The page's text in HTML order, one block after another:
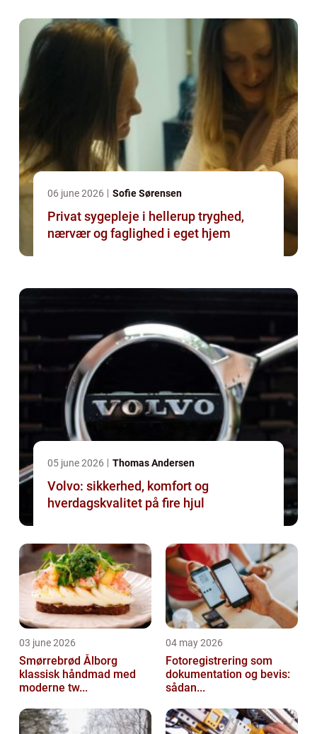
06 june 2026 Sofie Sørensen
Privat sygepleje i hellerup tryghed,
nærvær og faglighed i eget hjem
05 june 2026 Thomas Andersen
Volvo: sikkerhed, komfort og
hverdagskvalitet på fire hjul
03 june 2026
Smørrebrød Ålborg
klassisk håndmad med
moderne tw...
04 may 2026
Fotoregistrering som
dokumentation og bevis:
sådan...